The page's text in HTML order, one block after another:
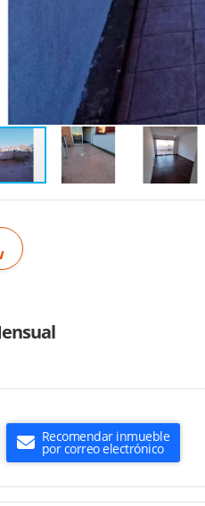
Recomendar inmueble
por correo electrónico